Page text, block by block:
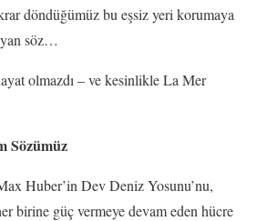
döndüğümüz bu eşsiz yeri korumaya
söz…
olmazdı – ve kesinlikle La Mer
Sözümüz
Huber’in Dev Deniz Yosunu’nu,
birine güç vermeye devam eden hücre